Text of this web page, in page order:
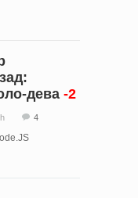
дева -2
4